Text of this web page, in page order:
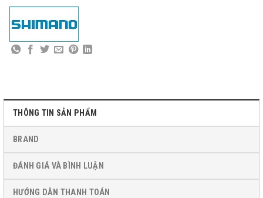
THÔNG TIN SẢN PHẨM
BRAND
ĐÁNH GIÁ VÀ BÌNH LUẬN
HƯỚNG DẪN THANH TOÁN